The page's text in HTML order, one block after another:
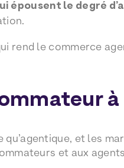
épousent le degré
rend le commerce
et les
et aux